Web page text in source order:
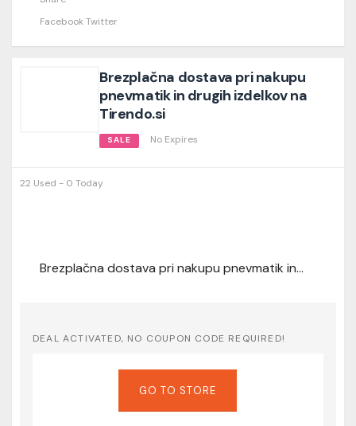
FacebookTwitter
Brezplačna dostava pri nakupu
pnevmatik in drugih izdelkov na
Tirendo.si
SALE No Expires
22 Used - 0 Today
Brezplačna dostava pri nakupu pnevmatik in drugih izdelkov na Tirendo.si
DEAL ACTIVATED, NO COUPON CODE REQUIRED!
GO TO STORE